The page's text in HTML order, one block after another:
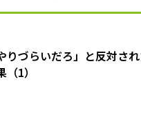
づらいだろ」と反対さ
1）